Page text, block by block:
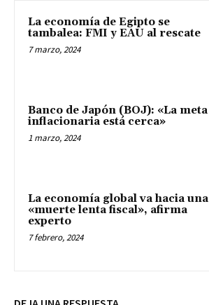
La economía de Egipto se
tambalea: FMI y EAU al rescate
7 marzo, 2024
Banco de Japón (BOJ): «La meta
inflacionaria está cerca»
1 marzo, 2024
La economía global va hacia una
«muerte lenta fiscal», afirma
experto
7 febrero, 2024